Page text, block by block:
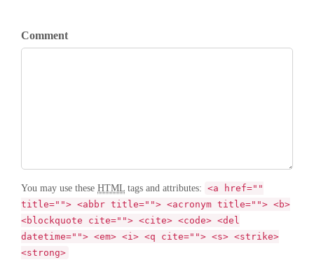
Comment
You may use these HTML tags and attributes: <a href=""
title=""> <abbr title=""> <acronym title=""> <b>
<blockquote cite=""> <cite> <code> <del
datetime=""> <em> <i> <q cite=""> <s> <strike>
<strong>